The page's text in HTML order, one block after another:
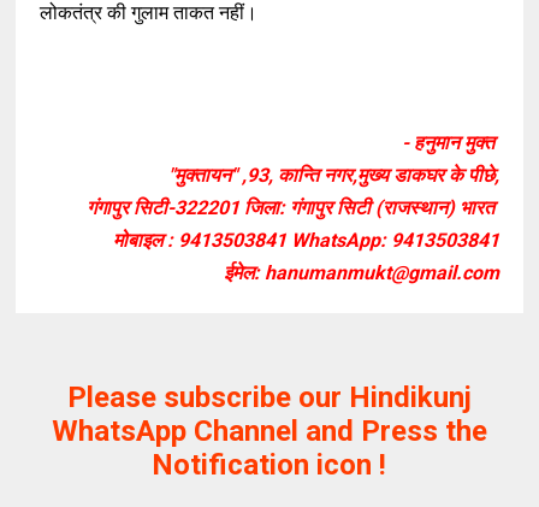
लोकतंत्र की गुलाम ताकत नहीं।
- हनुमान मुक्त
"मुक्तायन" ,93, कान्ति नगर,मुख्य डाकघर के पीछे,
गंगापुर सिटी-322201 जिला: गंगापुर सिटी (राजस्थान) भारत
मोबाइल : 9413503841 WhatsApp: 9413503841
ईमेल: hanumanmukt@gmail.com
Please subscribe our Hindikunj
WhatsApp Channel and Press the
Notification icon !